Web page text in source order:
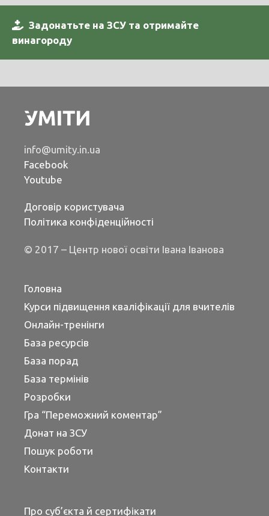
Задонатьте на ЗСУ та отримайте
винагороду
info@umity.in.ua
Facebook
Youtube
Договір користувача
Політика конфіденційності
© 2017 – Центр нової освіти Івана Іванова
Головна
Курси підвищення кваліфікації для вчителів
Онлайн-тренінги
База ресурсів
База порад
База термінів
Розробки
Гра “Переможний коментар”
Донат на ЗСУ
Пошук роботи
Контакти
Про суб’єкта й сертифікати